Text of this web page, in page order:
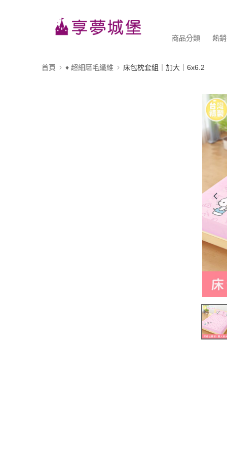
商品分類 熱
首頁 ♦ 超細磨毛纖維 床包枕套組｜加大｜6x6.2